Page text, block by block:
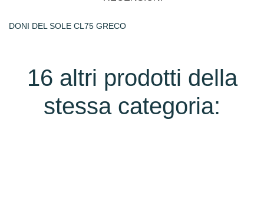
DONI DEL SOLE CL75 GRECO
16 altri prodotti della
stessa categoria: